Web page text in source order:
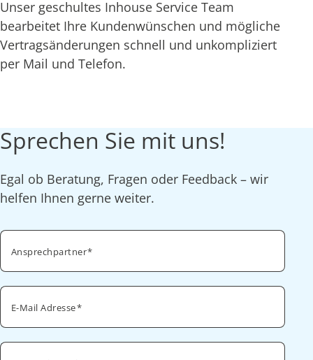
Unser geschultes Inhouse Service Team
bearbeitet Ihre Kundenwünschen und mögliche
Vertragsänderungen schnell und unkompliziert
per Mail und Telefon.
Sprechen Sie mit uns!
Egal ob Beratung, Fragen oder Feedback – wir
helfen Ihnen gerne weiter.
Ansprechpartner
E-Mail Adresse